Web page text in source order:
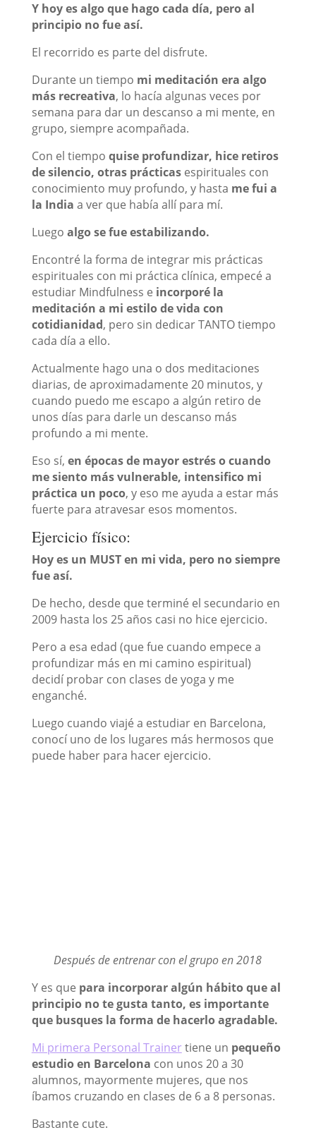
Y hoy es algo que hago cada día, pero al
principio no fue así.
El recorrido es parte del disfrute.
Durante un tiempo mi meditación era algo
más recreativa, lo hacía algunas veces por
semana para dar un descanso a mi mente, en
grupo, siempre acompañada.
Con el tiempo quise profundizar, hice retiros
de silencio, otras prácticas espirituales con
conocimiento muy profundo, y hasta me fui a
la India a ver que había allí para mí.
Luego algo se fue estabilizando.
Encontré la forma de integrar mis prácticas
espirituales con mi práctica clínica, empecé a
estudiar Mindfulness e incorporé la
meditación a mi estilo de vida con
cotidianidad, pero sin dedicar TANTO tiempo
cada día a ello.
Actualmente hago una o dos meditaciones
diarias, de aproximadamente 20 minutos, y
cuando puedo me escapo a algún retiro de
unos días para darle un descanso más
profundo a mi mente.
Eso sí, en épocas de mayor estrés o cuando
me siento más vulnerable, intensifico mi
práctica un poco, y eso me ayuda a estar más
fuerte para atravesar esos momentos.
Ejercicio físico:
Hoy es un MUST en mi vida, pero no siempre
fue así.
De hecho, desde que terminé el secundario en
2009 hasta los 25 años casi no hice ejercicio.
Pero a esa edad (que fue cuando empece a
profundizar más en mi camino espiritual)
decidí probar con clases de yoga y me
enganché.
Luego cuando viajé a estudiar en Barcelona,
conocí uno de los lugares más hermosos que
puede haber para hacer ejercicio.
Después de entrenar con el grupo en 2018
Y es que para incorporar algún hábito que al
principio no te gusta tanto, es importante
que busques la forma de hacerlo agradable.
Mi primera Personal Trainertiene un pequeño
estudio en Barcelona con unos 20 a 30
alumnos, mayormente mujeres, que nos
íbamos cruzando en clases de 6 a 8 personas.
Bastante cute.